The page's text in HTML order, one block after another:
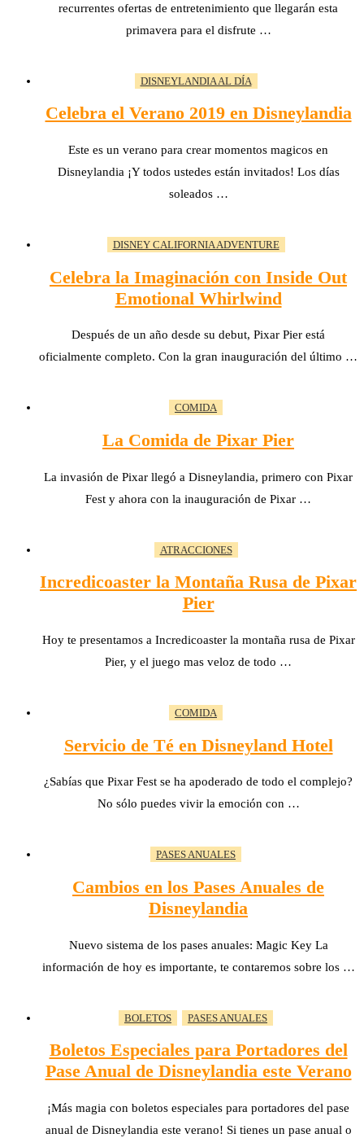
recurrentes ofertas de entretenimiento que llegarán esta
primavera para el disfrute …
DISNEYLANDIA AL DÍA
Celebra el Verano 2019 en Disneylandia
Este es un verano para crear momentos magicos en
Disneylandia ¡Y todos ustedes están invitados! Los días
soleados …
DISNEY CALIFORNIA ADVENTURE
Celebra la Imaginación con Inside Out
Emotional Whirlwind
Después de un año desde su debut, Pixar Pier está
oficialmente completo. Con la gran inauguración del último …
COMIDA
La Comida de Pixar Pier
La invasión de Pixar llegó a Disneylandia, primero con Pixar
Fest y ahora con la inauguración de Pixar …
ATRACCIONES
Incredicoaster la Montaña Rusa de Pixar
Pier
Hoy te presentamos a Incredicoaster la montaña rusa de Pixar
Pier, y el juego mas veloz de todo …
COMIDA
Servicio de Té en Disneyland Hotel
¿Sabías que Pixar Fest se ha apoderado de todo el complejo?
No sólo puedes vivir la emoción con …
PASES ANUALES
Cambios en los Pases Anuales de
Disneylandia
Nuevo sistema de los pases anuales: Magic Key La
información de hoy es importante, te contaremos sobre los …
BOLETOS PASES ANUALES
Boletos Especiales para Portadores del
Pase Anual de Disneylandia este Verano
¡Más magia con boletos especiales para portadores del pase
anual de Disneylandia este verano! Si tienes un pase anual o